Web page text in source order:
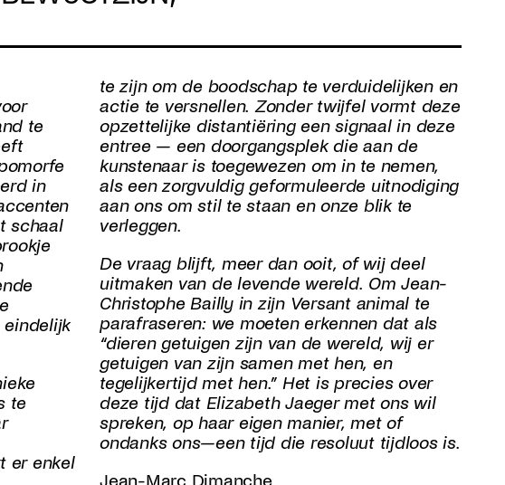
te
in
schaal
eindelijk
te
er enkel
te zijn om de boodschap te verduidelijken en
actie te versnellen. Zonder twijfel vormt deze
opzettelijke distantiëring een signaal in deze
entree — een doorgangsplek die aan de
kunstenaar is toegewezen om in te nemen,
als een zorgvuldig geformuleerde uitnodiging
aan ons om stil te staan en onze blik te
verleggen.
De vraag blijft, meer dan ooit, of wij deel
uitmaken van de levende wereld. Om Jean-
Christophe Bailly in zijn Versant animal te
parafraseren: we moeten erkennen dat als
“dieren getuigen zijn van de wereld, wij er
getuigen van zijn samen met hen, en
tegelijkertijd met hen.” Het is precies over
deze tijd dat Elizabeth Jaeger met ons wil
spreken, op haar eigen manier, met of
ondanks ons—een tijd die resoluut tijdloos is.
Jean-Marc Dimanche